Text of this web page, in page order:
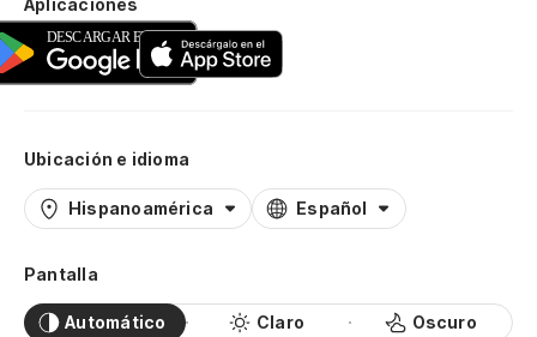
Aplicaciones
Ubicación e idioma
Hispanoamérica Español
Pantalla
Automático Claro Oscuro